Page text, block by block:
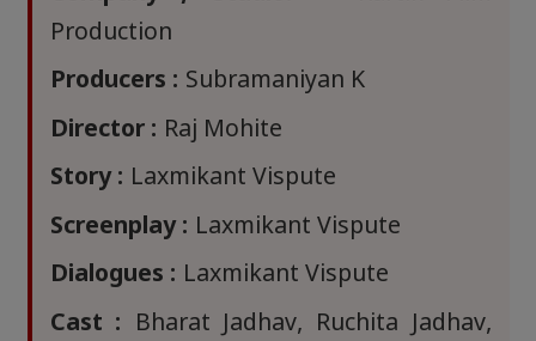
Production
Producers : Subramaniyan K
Director : Raj Mohite
Story : Laxmikant Vispute
Screenplay : Laxmikant Vispute
Dialogues : Laxmikant Vispute
Cast : Bharat Jadhav, Ruchita Jadhav,